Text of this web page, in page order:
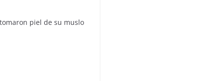
piel de su muslo